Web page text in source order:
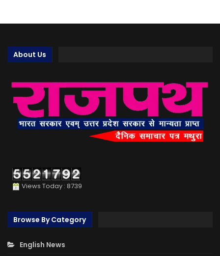
About Us
Views Today : 8739
Browse By Category
English News